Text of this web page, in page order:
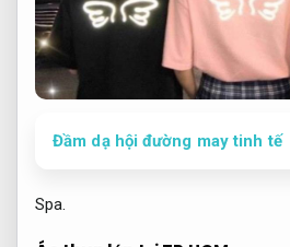
Đầm dạ hội đường may tinh tế
Spa.